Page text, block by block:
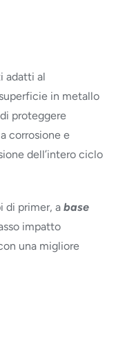
adatti al
in metallo
proteggere
corrosione e
dell’intero ciclo
di primer, a base
impatto
una migliore